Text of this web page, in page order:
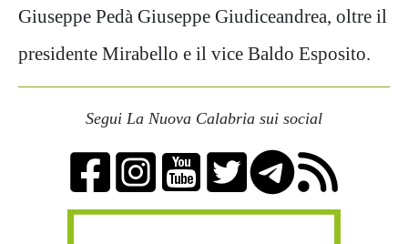
Giuseppe Pedà Giuseppe Giudiceandrea, oltre il
presidente Mirabello e il vice Baldo Esposito.
Segui La Nuova Calabria sui social